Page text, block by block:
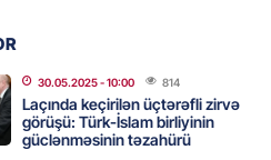
klubuna keçən Kamil
oynamaq istəyir
30.05.2025- 10:00 814
Laçında keçirilən üçtərəfli zirvə
görüşü: Türk-İslam birliyinin
güclənməsinin təzahürü